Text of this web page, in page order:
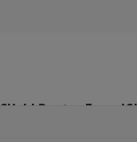
Click! Pentru Femei